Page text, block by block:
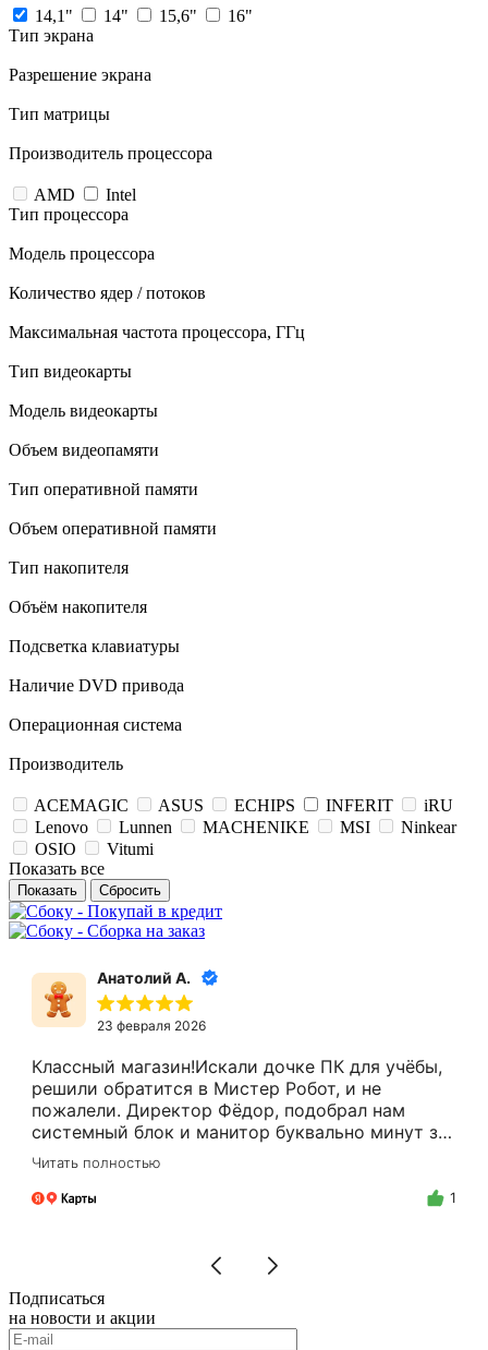
14,1" 14" 15,6"
16"
Тип экрана
Разрешение экрана
Тип матрицы
Производитель процессора
AMD
Intel
Тип процессора
Модель процессора
Количество ядер / потоков
Максимальная частота процессора, ГГц
Тип видеокарты
Модель видеокарты
Объем видеопамяти
Тип оперативной памяти
Объем оперативной памяти
Тип накопителя
Объём накопителя
Подсветка клавиатуры
Наличие DVD привода
Операционная система
Производитель
ACEMAGIC ASUS ECHIPS INFERIT
iRU
Lenovo
Lunnen MACHENIKE MSI
Ninkear
OSIO
Vitumi
Показать все
Сбросить
Анатолий А.
23 февраля 2026
Классный магазин!Искали дочке ПК для учёбы,
решили обратится в Мистер Робот, и не
пожалели. Директор Фёдор, подобрал нам
системный блок и манитор буквально минут за
15.Цены адекватные, за расчёт налом скидку
делают.Спасибо Вам Фёдор, и успехов Вам в
бизнесе!
Читать полностью
1
Подписаться
на новости и акции